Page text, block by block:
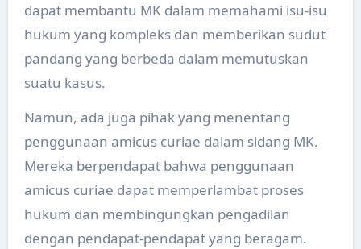
dapat membantu MK dalam memahami isu-isu
hukum yang kompleks dan memberikan sudut
pandang yang berbeda dalam memutuskan
suatu kasus.
Namun, ada juga pihak yang menentang
penggunaan amicus curiae dalam sidang MK.
Mereka berpendapat bahwa penggunaan
amicus curiae dapat memperlambat proses
hukum dan membingungkan pengadilan
dengan pendapat-pendapat yang beragam.